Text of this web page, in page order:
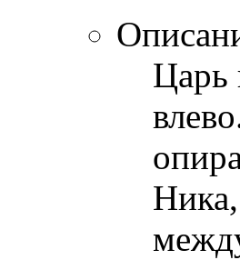
Царь